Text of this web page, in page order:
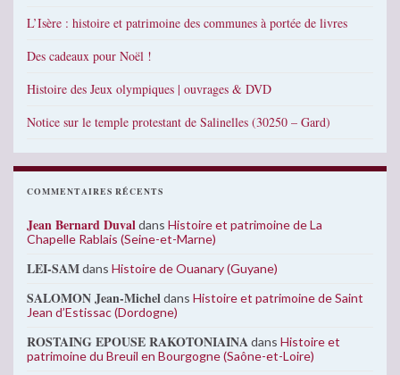
L’Isère : histoire et patrimoine des communes à portée de livres
Des cadeaux pour Noël !
Histoire des Jeux olympiques | ouvrages & DVD
Notice sur le temple protestant de Salinelles (30250 – Gard)
COMMENTAIRES RÉCENTS
Jean Bernard Duvaldans Histoire et patrimoine de La
Chapelle Rablais (Seine-et-Marne)
LEI-SAMdans Histoire de Ouanary (Guyane)
SALOMON Jean-Micheldans Histoire et patrimoine de Saint
Jean d’Estissac (Dordogne)
ROSTAING EPOUSE RAKOTONIAINAdans Histoire et
patrimoine du Breuil en Bourgogne (Saône-et-Loire)